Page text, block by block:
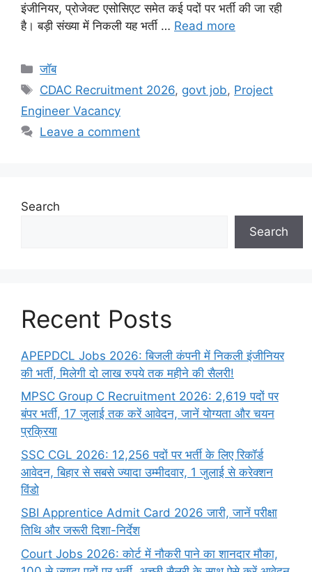
इंजीनियर, प्रोजेक्ट एसोसिएट समेत कई पदों पर भर्ती की जा रही
है। बड़ी संख्या में निकली यह भर्ती … Read more
Categories
जॉब
Tags
CDAC Recruitment 2026, govt job, Project
Engineer Vacancy
Leave a comment
Search
Search
Recent Posts
APEPDCL Jobs 2026: बिजली कंपनी में निकली इंजीनियर
की भर्ती, मिलेगी दो लाख रुपये तक महीने की सैलरी!
MPSC Group C Recruitment 2026: 2,619 पदों पर
बंपर भर्ती, 17 जुलाई तक करें आवेदन, जानें योग्यता और चयन
प्रक्रिया
SSC CGL 2026: 12,256 पदों पर भर्ती के लिए रिकॉर्ड
आवेदन, बिहार से सबसे ज्यादा उम्मीदवार, 1 जुलाई से करेक्शन
विंडो
SBI Apprentice Admit Card 2026 जारी, जानें परीक्षा
तिथि और जरूरी दिशा-निर्देश
Court Jobs 2026: कोर्ट में नौकरी पाने का शानदार मौका,